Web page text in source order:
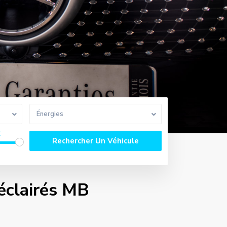
Énergies
MB